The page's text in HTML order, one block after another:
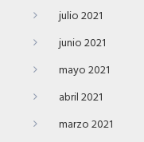
julio 2021
junio 2021
mayo 2021
abril 2021
marzo 2021